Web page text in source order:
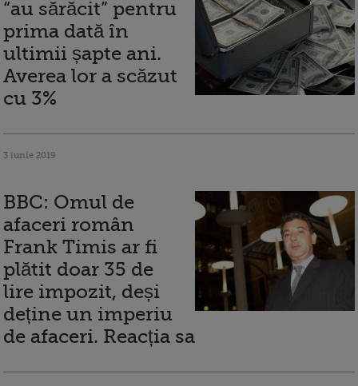
“au sărăcit” pentru
prima dată în
ultimii șapte ani.
Averea lor a scăzut
cu 3%
3 iunie 2019
BBC: Omul de
afaceri român
Frank Timis ar fi
plătit doar 35 de
lire impozit, deși
deține un imperiu
de afaceri. Reacția sa